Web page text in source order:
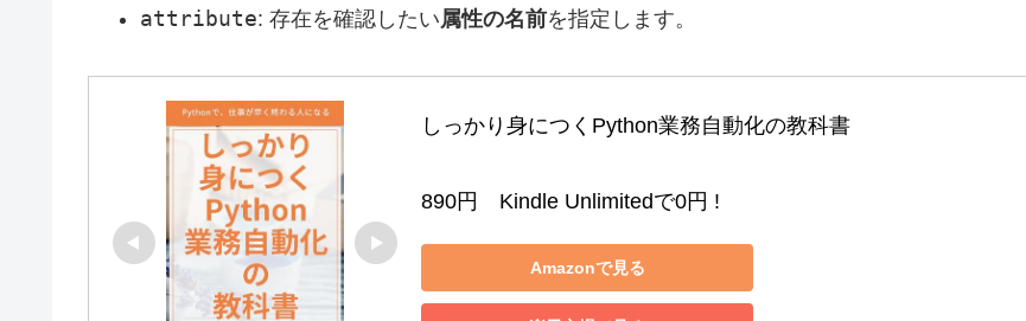
attribute: 存在を確認したい属性の名前を指定します。
しっかり身につくPython業務自動化の教科書
890円　Kindle Unlimitedで0円 !
Amazonで見る